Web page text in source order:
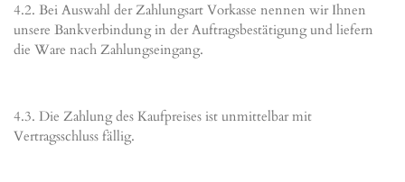
4.2. Bei Auswahl der Zahlungsart Vorkasse nennen wir Ihnen
unsere Bankverbindung in der Auftragsbestätigung und liefern
die Ware nach Zahlungseingang.
4.3. Die Zahlung des Kaufpreises ist unmittelbar mit
Vertragsschluss fällig.